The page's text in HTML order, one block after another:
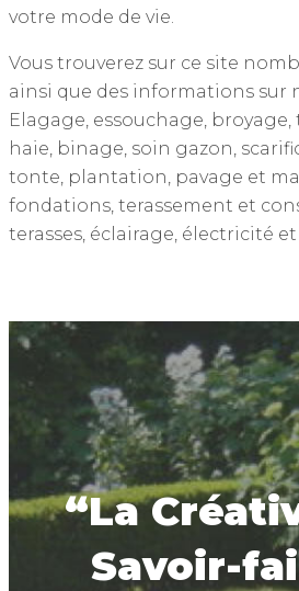
votre mode de vie.
Vous trouverez sur ce site
ainsi que des informations sur
Elagage, essouchage,
haie, binage, soin gazon,
tonte, plantation, pavage et
fondations, terassement et
terasses, éclairage, électricité
“La
Savoir-